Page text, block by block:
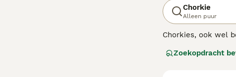
Chorkie
Alleen puur
Chorkies, ook wel
de jaren negentig
Zoekopdracht